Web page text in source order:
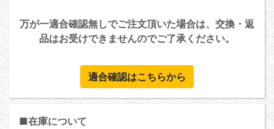
万が一適合確認無しでご注文頂いた場合は、交換・返
品はお受けできませんのでご了承ください。
適合確認はこちらから
■在庫について